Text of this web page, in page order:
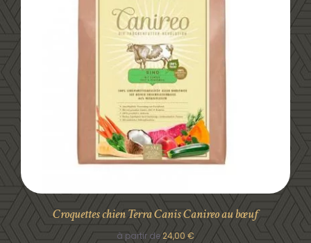
DÉTAILS
Croquettes chien Terra Canis Canireo au bœuf
à partir de24,00 €